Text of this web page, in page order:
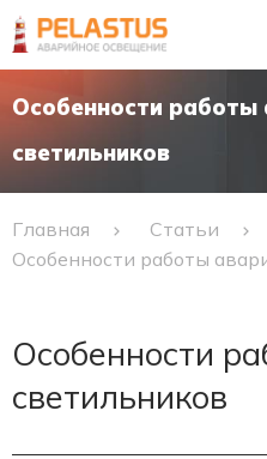
Особенности работы
светильников
Главная
Статьи
Особенности работы
Особенности
светильников